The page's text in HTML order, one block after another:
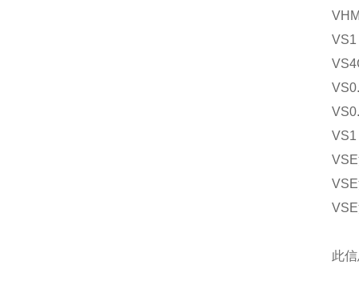
VS1
VS1
此